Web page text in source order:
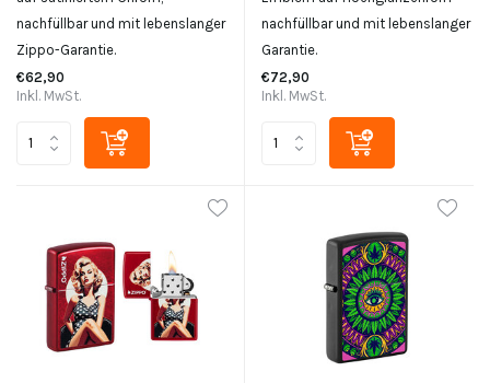
nachfüllbar und mit lebenslanger
Zippo-Garantie.
€62,90
Inkl. MwSt.
nachfüllbar und mit lebenslanger
Garantie.
€72,90
Inkl. MwSt.